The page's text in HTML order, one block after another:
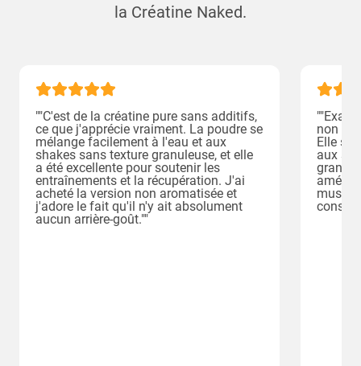
la Créatine Naked.
""C'est de la créatine pure sans additifs,
ce que j'apprécie vraiment. La poudre se
mélange facilement à l'eau et aux
shakes sans texture granuleuse, et elle
a été excellente pour soutenir les
entraînements et la récupération. J'ai
acheté la version non aromatisée et
j'adore le fait qu'il n'y ait absolument
aucun arrière-goût.""
non
Elle se
aux